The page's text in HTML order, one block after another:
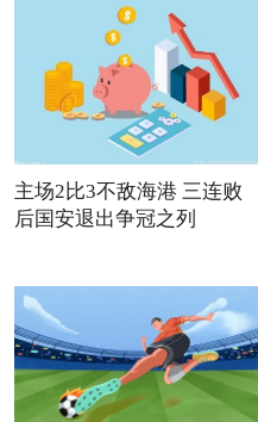
主场2比3不敌海港 三连败
后国安退出争冠之列